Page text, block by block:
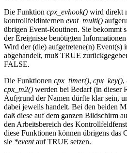
Die Funktion cpx_evhook() wird direkt
kontrollfeldinternen evnt_multi()
übrigen Event-Routinen. Sie bekommt
der Ereignisse benötigten
Wird der (die) aufgetretene(n) Event(s)
abgehandelt, muß TRUE
FALSE.
Die Funktionen cpx_timer(), cpx_key(),
cpx_m2() werden bei Bedarf (in dieser
Aufgrund der Namen dürfte klar sein,
dabei jeweils handelt. Bei den beiden
daß diese auf dem ganzen Bildschirm
den Arbeitsbereich des
diese Funktionen können übrigens das
sie *eventauf TRUE setzen.